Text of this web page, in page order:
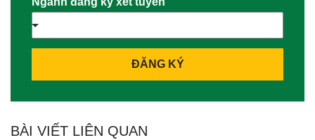
ĐĂNG KÝ
BÀI VIẾT LIÊN QUAN